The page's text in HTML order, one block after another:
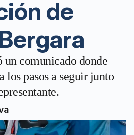
de
comunicado donde
los pasos a seguir junto